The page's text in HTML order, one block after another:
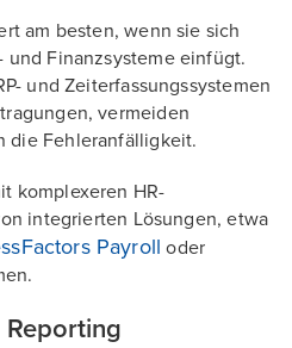
am besten, wenn sie sich
und Finanzsysteme einfügt.
und Zeiterfassungssystemen
vermeiden
die Fehleranfälligkeit.
komplexeren HR-
integrierten Lösungen, etwa
Payroll oder
Reporting